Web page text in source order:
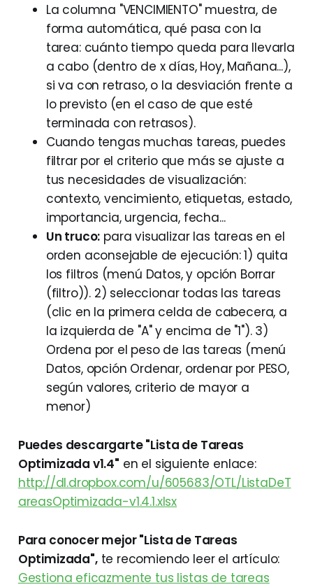
La columna "VENCIMIENTO" muestra, de
forma automática, qué pasa con la
tarea: cuánto tiempo queda para llevarla
a cabo (dentro de x días, Hoy, Mañana...),
si va con retraso, o la desviación frente a
lo previsto (en el caso de que esté
terminada con retrasos).
Cuando tengas muchas tareas, puedes
filtrar por el criterio que más se ajuste a
tus necesidades de visualización:
contexto, vencimiento, etiquetas, estado,
importancia, urgencia, fecha...
Un truco: para visualizar las tareas en el
orden aconsejable de ejecución: 1) quita
los filtros (menú Datos, y opción Borrar
(filtro)). 2) seleccionar todas las tareas
(clic en la primera celda de cabecera, a
la izquierda de "A" y encima de "1"). 3)
Ordena por el peso de las tareas (menú
Datos, opción Ordenar, ordenar por PESO,
según valores, criterio de mayor a
menor)
Puedes descargarte "Lista de Tareas
Optimizada v1.4" en el siguiente enlace:
http://dl.dropbox.com/u/605683/OTL/ListaDeT
areasOptimizada-v1.4.1.xlsx
Para conocer mejor "Lista de Tareas
Optimizada",te recomiendo leer el artículo:
Gestiona eficazmente tus listas de tareas